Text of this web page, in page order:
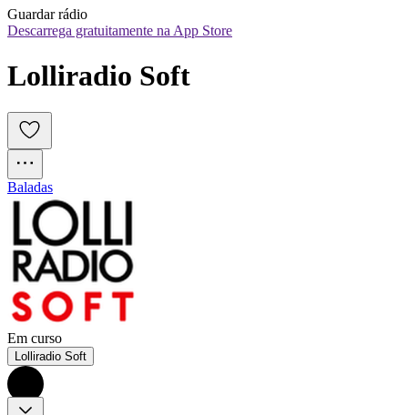
Guardar rádio
Descarrega gratuitamente na App Store
Lolliradio Soft
Baladas
Em curso
Lolliradio Soft